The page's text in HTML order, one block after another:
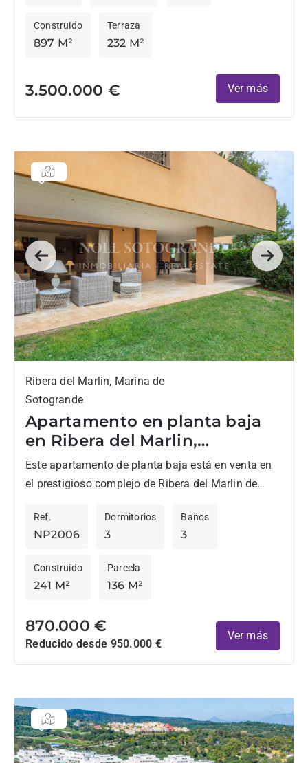
897 M²
Construido
232 M²
Terraza
3.500.000 € Ver más
Previous Next
Ribera del Marlin, Marina de
Sotogrande
Apartamento en planta baja
en Ribera del Marlin,
Sotogrande
Este apartamento de planta baja está en venta en
el prestigioso complejo de Ribera del Marlin de
compradores exigentes...
NP2006
Ref.
3
Dormitorios
3
Baños
241 M²
Construido
136 M²
Parcela
870.000 €
Reducido desde 950.000 €
Ver más